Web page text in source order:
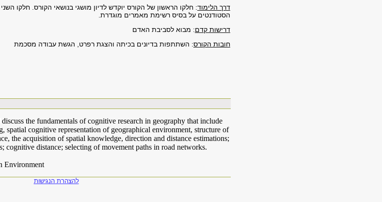
דרך הלימוד: חלקו הראשון של הקורס יוקדש לדיון מושגי בנושאי הקורס. חלקו
הסטודנטים על בסיס רשימת מאמרים מוגדרת.
דרישות קדם: מבוא לסביבת האדם
חובות הקורס: השתתפות בדיונים בכיתה והצגת רפרט, הגשת עבודה מסכמת
the fundamentals of cognitive research in geography that include
spatial cognitive representation of geographical environment, structure of
the acquisition of spatial knowledge, direction and distance estimations;
cognitive distance; selecting of movement paths in road networks.
Environment
להצהרת הנגישות